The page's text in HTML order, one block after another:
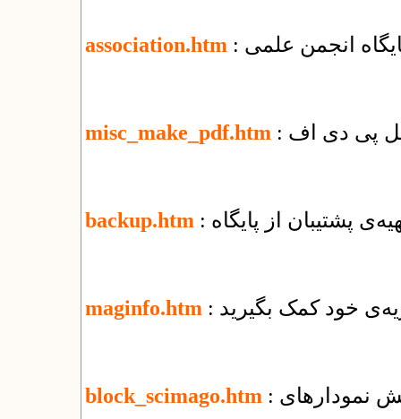
association.htm انجمن علمی
misc_make_pdf.htm
backup.htm پشتیبان از پایگاه
maginfo.htm خود کمک بگیرید
block_scimago.htm